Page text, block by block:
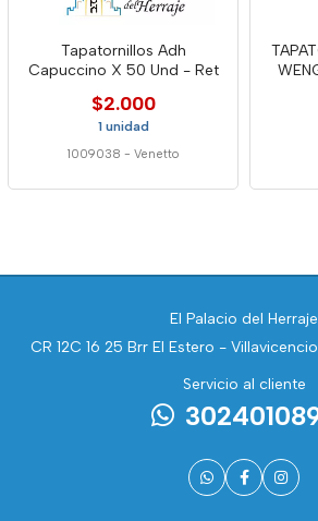
Tapatornillos Adh
Capuccino X 50 Und - Ret
$2.000
1 unidad
1009038 - Venetto
El Palacio del Herraje
CR 12C 16 25 Brr El Estero -
Servicio al cliente